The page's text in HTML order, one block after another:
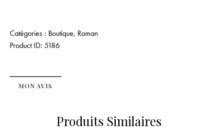
Catégories : Boutique, Roman
Product ID: 5186
MON AVIS
Produits Similaires